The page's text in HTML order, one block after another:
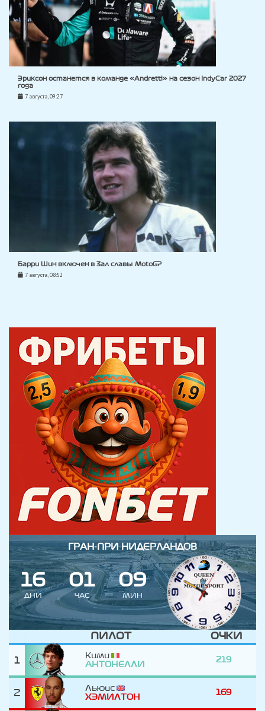
Эриксон останется в команде «Andretti» на сезон IndyCar 2027
года
7 августа, 09:27
Барри Шин включен в Зал славы MotoGP
7 августа, 08:52
ГРАН-ПРИ НИДЕРЛАНДОВ
16
ДНИ
01
ЧАС
09
МИН
ПИЛОТ ОЧКИ
1
Кими
АНТОНЕЛЛИ
219
2
Льюис
ХЭМИЛТОН
169